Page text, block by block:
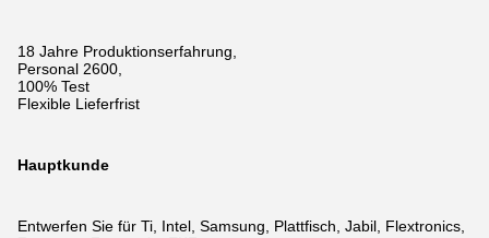
18 Jahre Produktionserfahrung,
Personal 2600,
100% Test
Flexible Lieferfrist
Hauptkunde
Entwerfen Sie für Ti, Intel, Samsung, Plattfisch, Jabil, Flextronics,